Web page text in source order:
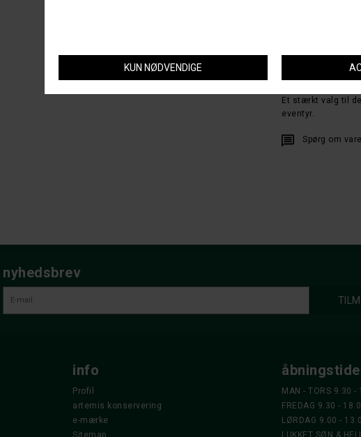
pasform og
Let og
Et stærkt valg til
eventyr.
Spørg om
nyhedsbrev
info
Profil
artemis konservering
e-mærke
Sitemap
MAN - TORS 9.30 -
FREDAG 9.30 -
LØRDAG 9.00 -
LUKKET SØN &